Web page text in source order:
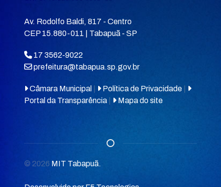
Av. Rodolfo Baldi, 817 - Centro
CEP 15.880-011 | Tabapuã - SP
17 3562-9022
prefeitura@tabapua.sp.gov.br
Câmara Municipal Política de Privacidade
Portal da Transparência
Mapa do site
© 2026 MIT Tabapuã.